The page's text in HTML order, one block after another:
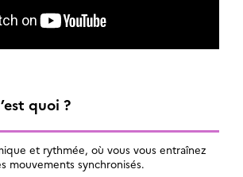
quoi ?
et rythmée, où vous vous entraînez
mouvements synchronisés.